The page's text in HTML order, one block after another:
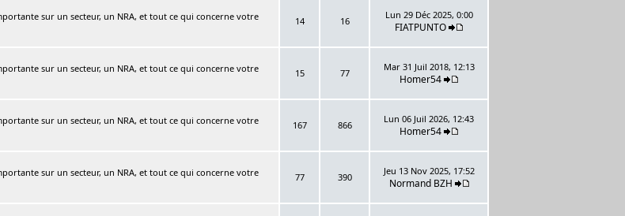
sur un secteur, un NRA, et tout ce qui concerne votre
14 16
Lun 29 Déc 2025, 0:00
FIATPUNTO
sur un secteur, un NRA, et tout ce qui concerne votre
15 77
Mar 31 Juil 2018, 12:13
Homer54
sur un secteur, un NRA, et tout ce qui concerne votre
167 866
Lun 06 Juil 2026, 12:43
Homer54
sur un secteur, un NRA, et tout ce qui concerne votre
77 390
Jeu 13 Nov 2025, 17:52
Normand BZH